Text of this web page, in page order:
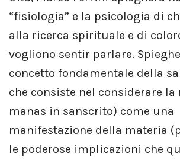
“fisiologia” e la psicologia di
alla ricerca spirituale e di
vogliono sentir parlare.
concetto fondamentale della
che consiste nel considerare la
manas in sanscrito) come una
manifestazione della materia
le poderose implicazioni che